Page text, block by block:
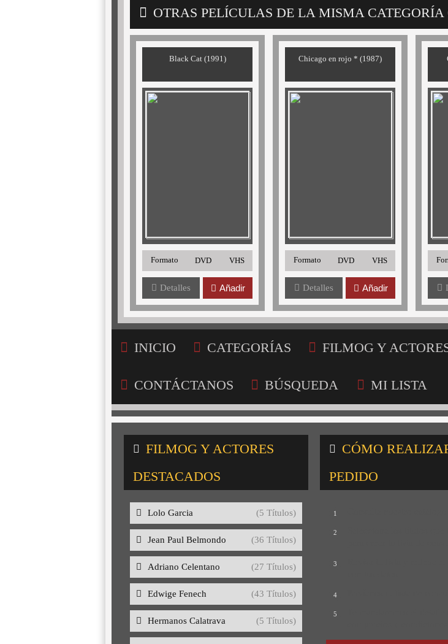
OTRAS PELÍCULAS DE LA MISMA CATEGORÍA
Black Cat (1991)
Formato DVD VHS
Detalles Añadir
Chicago en rojo * (1987)
Formato DVD VHS
Detalles Añadir
INICIO CATEGORÍAS FILMOG Y
CONTÁCTANOS BÚSQUEDA MI LISTA
FILMOG Y ACTORES
DESTACADOS
Lolo Garcia (5 Títulos)
Jean Paul Belmondo (36 Títulos)
Adriano Celentano (27 Títulos)
Edwige Fenech (43 Títulos)
Hermanos Calatrava (5 Títulos)
CÓMO
PEDIDO
1
2
3
4
5